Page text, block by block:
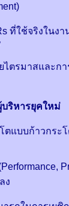
ที่ใช้จริงในง
ไตรมาสและก
ริหารยุคใหม่
ตแบบก้าวกระ
ง